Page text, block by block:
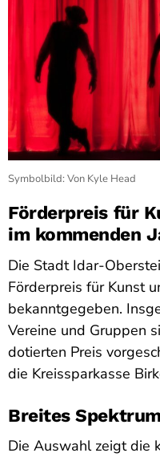
Symbolbild: Von Kyle Head
Förderpreis für
im kommenden
Die Stadt Idar-
Förderpreis für Kunst
bekanntgegeben.
Vereine und Gruppen
dotierten Preis
die Kreissparkasse
Breites
Die Auswahl zeigt die